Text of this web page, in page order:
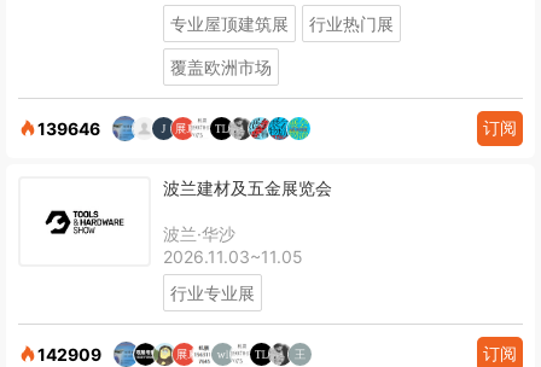
专业屋顶建筑展
行业热门展
覆盖欧洲市场
139646 订阅
波兰建材及五金展览会
波兰·华沙
2026.11.03~11.05
行业专业展
142909 订阅